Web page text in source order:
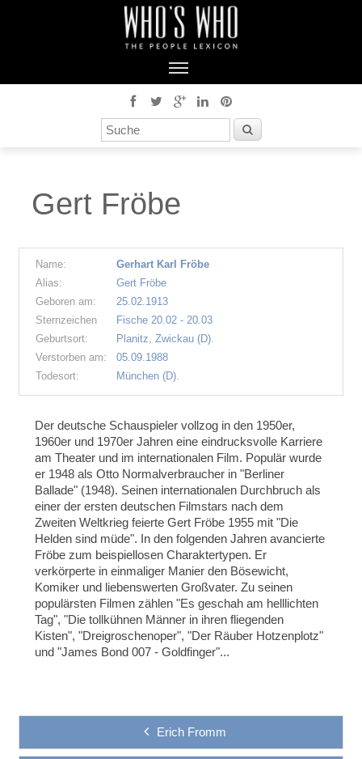
Gert Fröbe
Name:
Gerhart Karl Fröbe
Alias:
Gert Fröbe
Geboren am:
25.02.1913
Sternzeichen
Fische 20.02 - 20.03
Geburtsort:
Planitz, Zwickau (D).
Verstorben am:
05.09.1988
Todesort:
München (D).
Der deutsche Schauspieler vollzog in den 1950er,
1960er und 1970er Jahren eine eindrucksvolle Karriere
am Theater und im internationalen Film. Populär wurde
er 1948 als Otto Normalverbraucher in "Berliner
Ballade" (1948). Seinen internationalen Durchbruch als
einer der ersten deutschen Filmstars nach dem
Zweiten Weltkrieg feierte Gert Fröbe 1955 mit "Die
Helden sind müde". In den folgenden Jahren avancierte
Fröbe zum beispiellosen Charaktertypen. Er
verkörperte in einmaliger Manier den Bösewicht,
Komiker und liebenswerten Großvater. Zu seinen
populärsten Filmen zählen "Es geschah am helllichten
Tag", "Die tollkühnen Männer in ihren fliegenden
Kisten", "Dreigroschenoper", "Der Räuber Hotzenplotz"
und "James Bond 007 - Goldfinger"...
Erich Fromm